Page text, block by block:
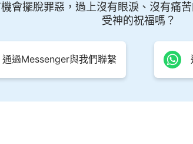
穌選為首（當然這只是耶穌心中的
言。所以，他成了耶穌行走各方的
、住、行都被他看在眼裏，他處處
東西而效法耶穌的一言一行。此
會擺脫罪惡，過上沒有眼淚、沒有痛
受神的祝福嗎？
通過Messenger與我們聯繫